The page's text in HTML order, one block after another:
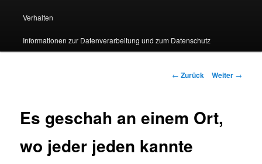
Verhalten
Informationen zur Datenverarbeitung und zum Datenschutz
Beitragsnavigation
← Zurück Weiter →
Es geschah an einem Ort,
wo jeder jeden kannte